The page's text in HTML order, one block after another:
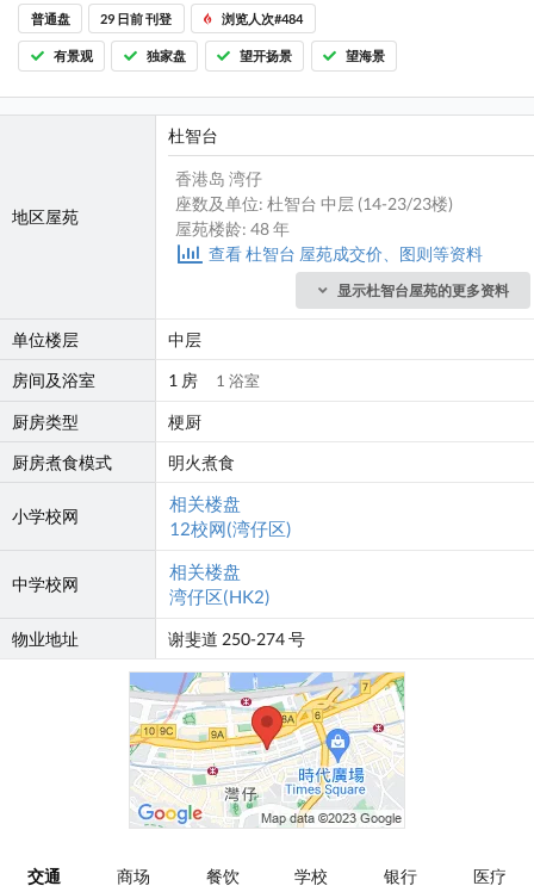
普通盘 29 日前 刊登 浏览人次#484
有景观 独家盘 望开扬景 望海景
地区屋苑
杜智台
香港岛 湾仔
座数及单位: 杜智台 中层 (14-23/23楼)
屋苑楼龄: 48 年
查看 杜智台 屋苑成交价、图则等资料
显示杜智台屋苑的更多资料
单位楼层
中层
房间及浴室
1 房 1 浴室
厨房类型
梗厨
厨房煮食模式
明火煮食
小学校网
相关楼盘
12校网(湾仔区)
中学校网
相关楼盘
湾仔区(HK2)
物业地址 谢斐道 250-274 号
交通 商场 餐饮 学校 银行 医疗